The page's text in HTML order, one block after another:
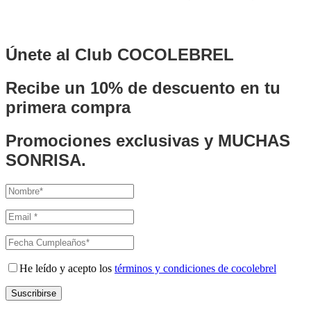
Únete al Club COCOLEBREL
Recibe un 10% de descuento en tu
primera compra
Promociones exclusivas y MUCHAS
SONRISA.
He leído y acepto los términos y condiciones de cocolebrel
Suscribirse